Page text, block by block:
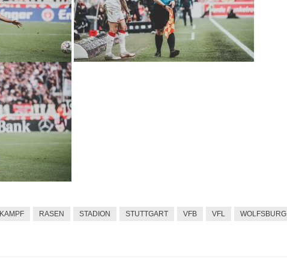
KAMPF RASEN STADION STUTTGART VFB VFL WOLFSBURG